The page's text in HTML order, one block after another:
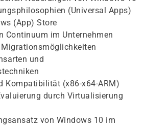
(Universal Apps)
(App) Store
Continuum im Unternehmen
Migrationsmöglichkeiten
und
Kompatibilität (x86-x64-ARM)
durch Virtualisierung
von Windows 10 im